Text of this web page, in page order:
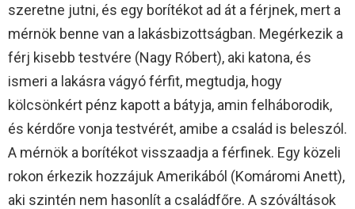
szeretne jutni, és egy borítékot ad át a férjnek, mert a
mérnök benne van a lakásbizottságban. Megérkezik a
férj kisebb testvére (Nagy Róbert), aki katona, és
ismeri a lakásra vágyó férfit, megtudja, hogy
kölcsönkért pénz kapott a bátyja, amin felháborodik,
és kérdőre vonja testvérét, amibe a család is beleszól.
A mérnök a borítékot visszaadja a férfinek. Egy közeli
rokon érkezik hozzájuk Amerikából (Komáromi Anett),
aki szintén nem hasonlít a családfőre. A szóváltások